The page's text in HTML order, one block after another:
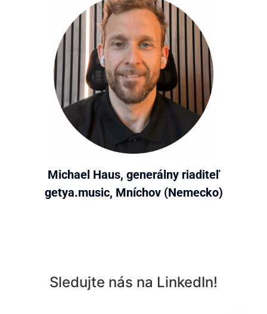
Michael Haus, generálny riaditeľ
getya.music, Mníchov (Nemecko)
Sledujte nás na LinkedIn!